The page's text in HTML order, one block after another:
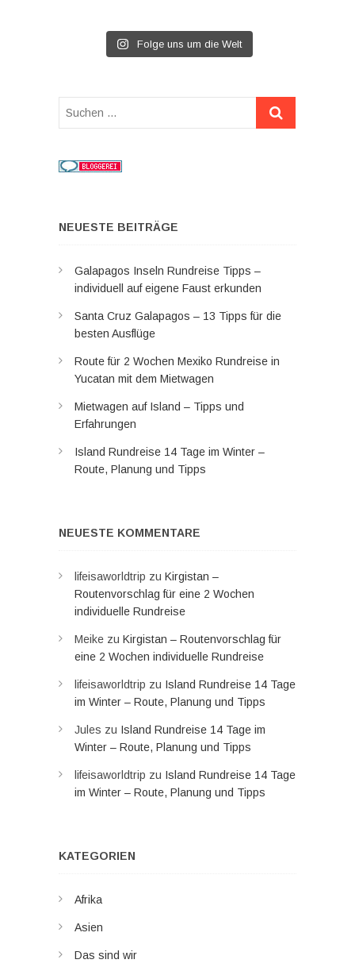
Folge uns um die Welt
Suchen
NEUESTE BEITRÄGE
Galapagos Inseln Rundreise Tipps –
individuell auf eigene Faust erkunden
Santa Cruz Galapagos – 13 Tipps für die
besten Ausflüge
Route für 2 Wochen Mexiko Rundreise in
Yucatan mit dem Mietwagen
Mietwagen auf Island – Tipps und
Erfahrungen
Island Rundreise 14 Tage im Winter –
Route, Planung und Tipps
NEUESTE KOMMENTARE
lifeisaworldtrip zu Kirgistan –
Routenvorschlag für eine 2 Wochen
individuelle Rundreise
Meike zu Kirgistan – Routenvorschlag für
eine 2 Wochen individuelle Rundreise
lifeisaworldtrip zu Island Rundreise 14 Tage
im Winter – Route, Planung und Tipps
Jules zu Island Rundreise 14 Tage im
Winter – Route, Planung und Tipps
lifeisaworldtrip zu Island Rundreise 14 Tage
im Winter – Route, Planung und Tipps
KATEGORIEN
Afrika
Asien
Das sind wir